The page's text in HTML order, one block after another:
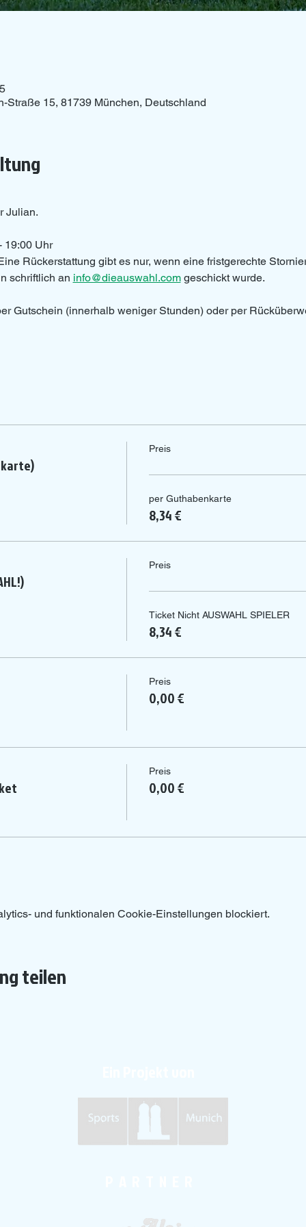
Straße 15, 81739 München, Deutschland
Julian.
19:00 Uhr
Rückerstattung gibt es nur, wenn eine fristgerechte
schriftlich an info@dieauswahl.com geschickt wurde.
Gutschein (innerhalb weniger Stunden) oder per
Preis
per Guthabenkarte
8,34 €
Preis
Ticket Nicht AUSWAHL SPIELER
8,34 €
Preis
0,00 €
Preis
0,00 €
und funktionalen Cookie-Einstellungen blockiert.
teilen